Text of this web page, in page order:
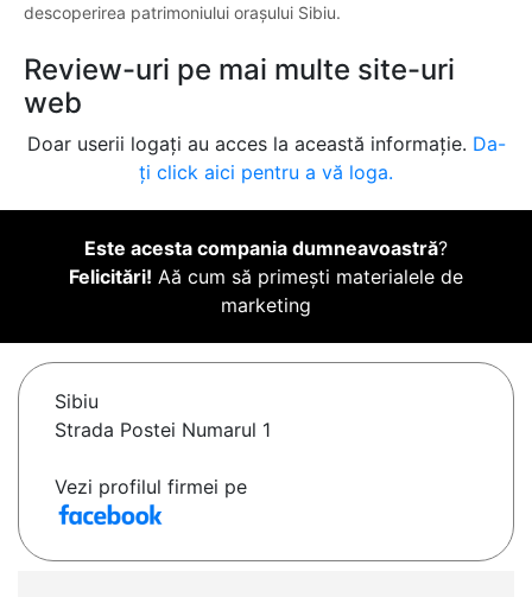
descoperirea patrimoniului orașului Sibiu.
Review-uri pe mai multe site-uri
web
Doar userii logați au acces la această informație. Da-
ți click aici pentru a vă loga.
Este acesta compania dumneavoastră?
Felicitări! Aă cum să primești materialele de
marketing
Sibiu
Strada Postei Numarul 1
Vezi profilul firmei pe